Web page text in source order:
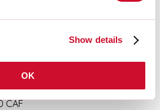
Show details
OK
MOD.CIECO 1400 CAF
MOD.CIECO ANG.SX
CAF